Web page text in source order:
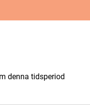
denna tidsperiod